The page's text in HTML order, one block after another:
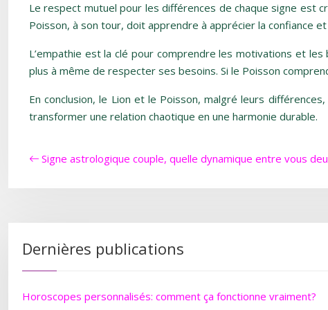
Le respect mutuel pour les différences de chaque signe est
Poisson, à son tour, doit apprendre à apprécier la confiance
L’empathie est la clé pour comprendre les motivations et
plus à même de respecter ses besoins. Si le Poisson
En conclusion, le Lion et le Poisson, malgré leurs
transformer une relation chaotique en une harmonie durable.
Signe astrologique couple, quelle dynamique entre vous
Dernières publications
Horoscopes personnalisés: comment ça fonctionne vraiment?